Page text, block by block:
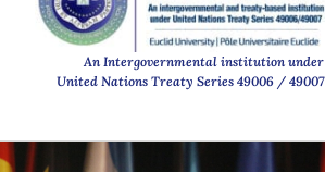
An Intergovernmental institution under
United Nations Treaty Series 49006 / 49007